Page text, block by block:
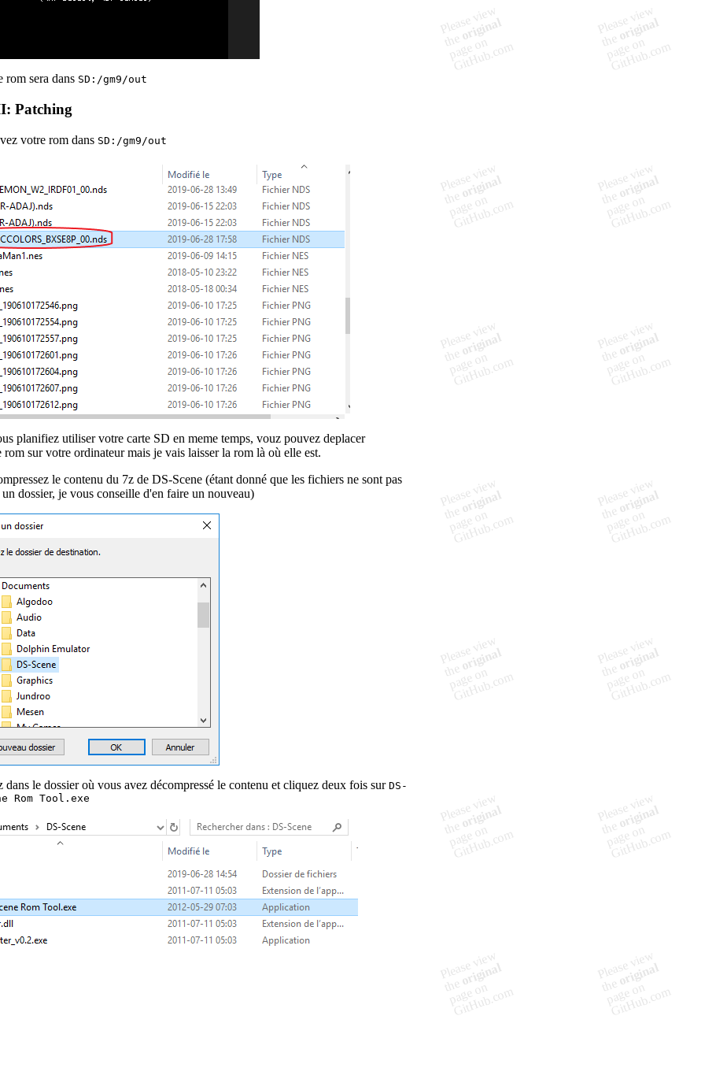
rom sera dans SD:/gm9/out
Patching
votre rom dans SD:/gm9/out
planifiez utiliser votre carte SD en meme temps, vouz pouvez deplacer
rom sur votre ordinateur mais je vais laisser la rom là où elle est.
le contenu du 7z de DS-Scene (étant donné que les fichiers ne sont pas
un dossier, je vous conseille d'en faire un nouveau)
dans le dossier où vous avez décompressé le contenu et cliquez deux fois sur DS-
Rom Tool.exe